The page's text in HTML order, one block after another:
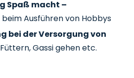
Spaß macht –
Ausführen von Hobbys
bei der Versorgung von
Füttern, Gassi gehen etc.